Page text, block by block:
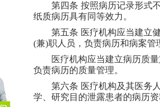
第四条 按照病历记录形式
纸质病历具有同等效力。
第五条 医疗机构应当建立
(兼)职人员，负责病历和病案管
医疗机构应当建立病历质
负责病历的质量管理。
第六条 医疗机构及其医务
学、研究目的泄露患者的病历资